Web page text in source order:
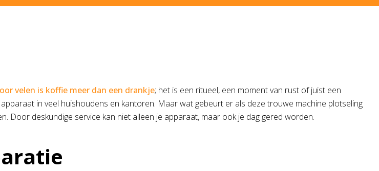
velen is koffie meer dan een drankje; het is een ritueel, een moment van rust of juist een
in veel huishoudens en kantoren. Maar wat gebeurt er als deze trouwe machine plotseling
Door deskundige service kan niet alleen je apparaat, maar ook je dag gered worden.